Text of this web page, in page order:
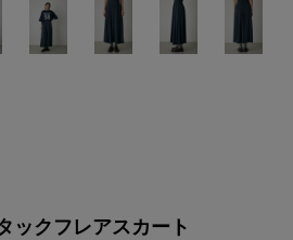
ックフレアスカート